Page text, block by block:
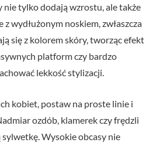
nie tylko dodają wzrostu, ale także
wydłużonym noskiem, zwłaszcza
się z kolorem skóry, tworząc efekt
platform czy bardzo
lekkość stylizacji.
kobiet, postaw na proste linie i
ozdób, klamerek czy frędzli
Wysokie obcasy nie